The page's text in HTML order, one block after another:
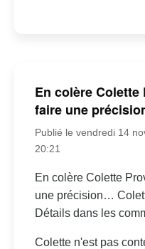
En colère
faire une
Publié le vendredi 14
20:21
En colère Colette
une précision…
Détails dans les
Colette n'est pas